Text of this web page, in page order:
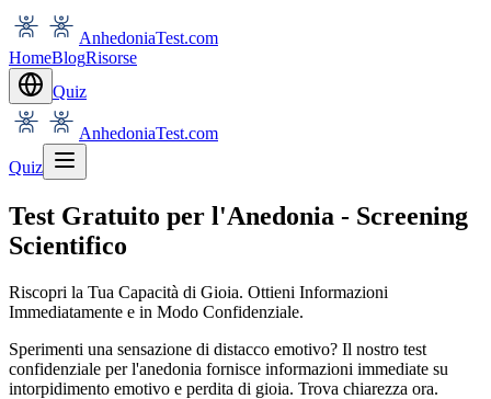
AnhedoniaTest.com
HomeBlogRisorse
Quiz
AnhedoniaTest.com
Quiz
Test Gratuito per l'Anedonia - Screening
Scientifico
Riscopri la Tua Capacità di Gioia. Ottieni Informazioni
Immediatamente e in Modo Confidenziale.
Sperimenti una sensazione di distacco emotivo? Il nostro test
confidenziale per l'anedonia fornisce informazioni immediate su
intorpidimento emotivo e perdita di gioia. Trova chiarezza ora.